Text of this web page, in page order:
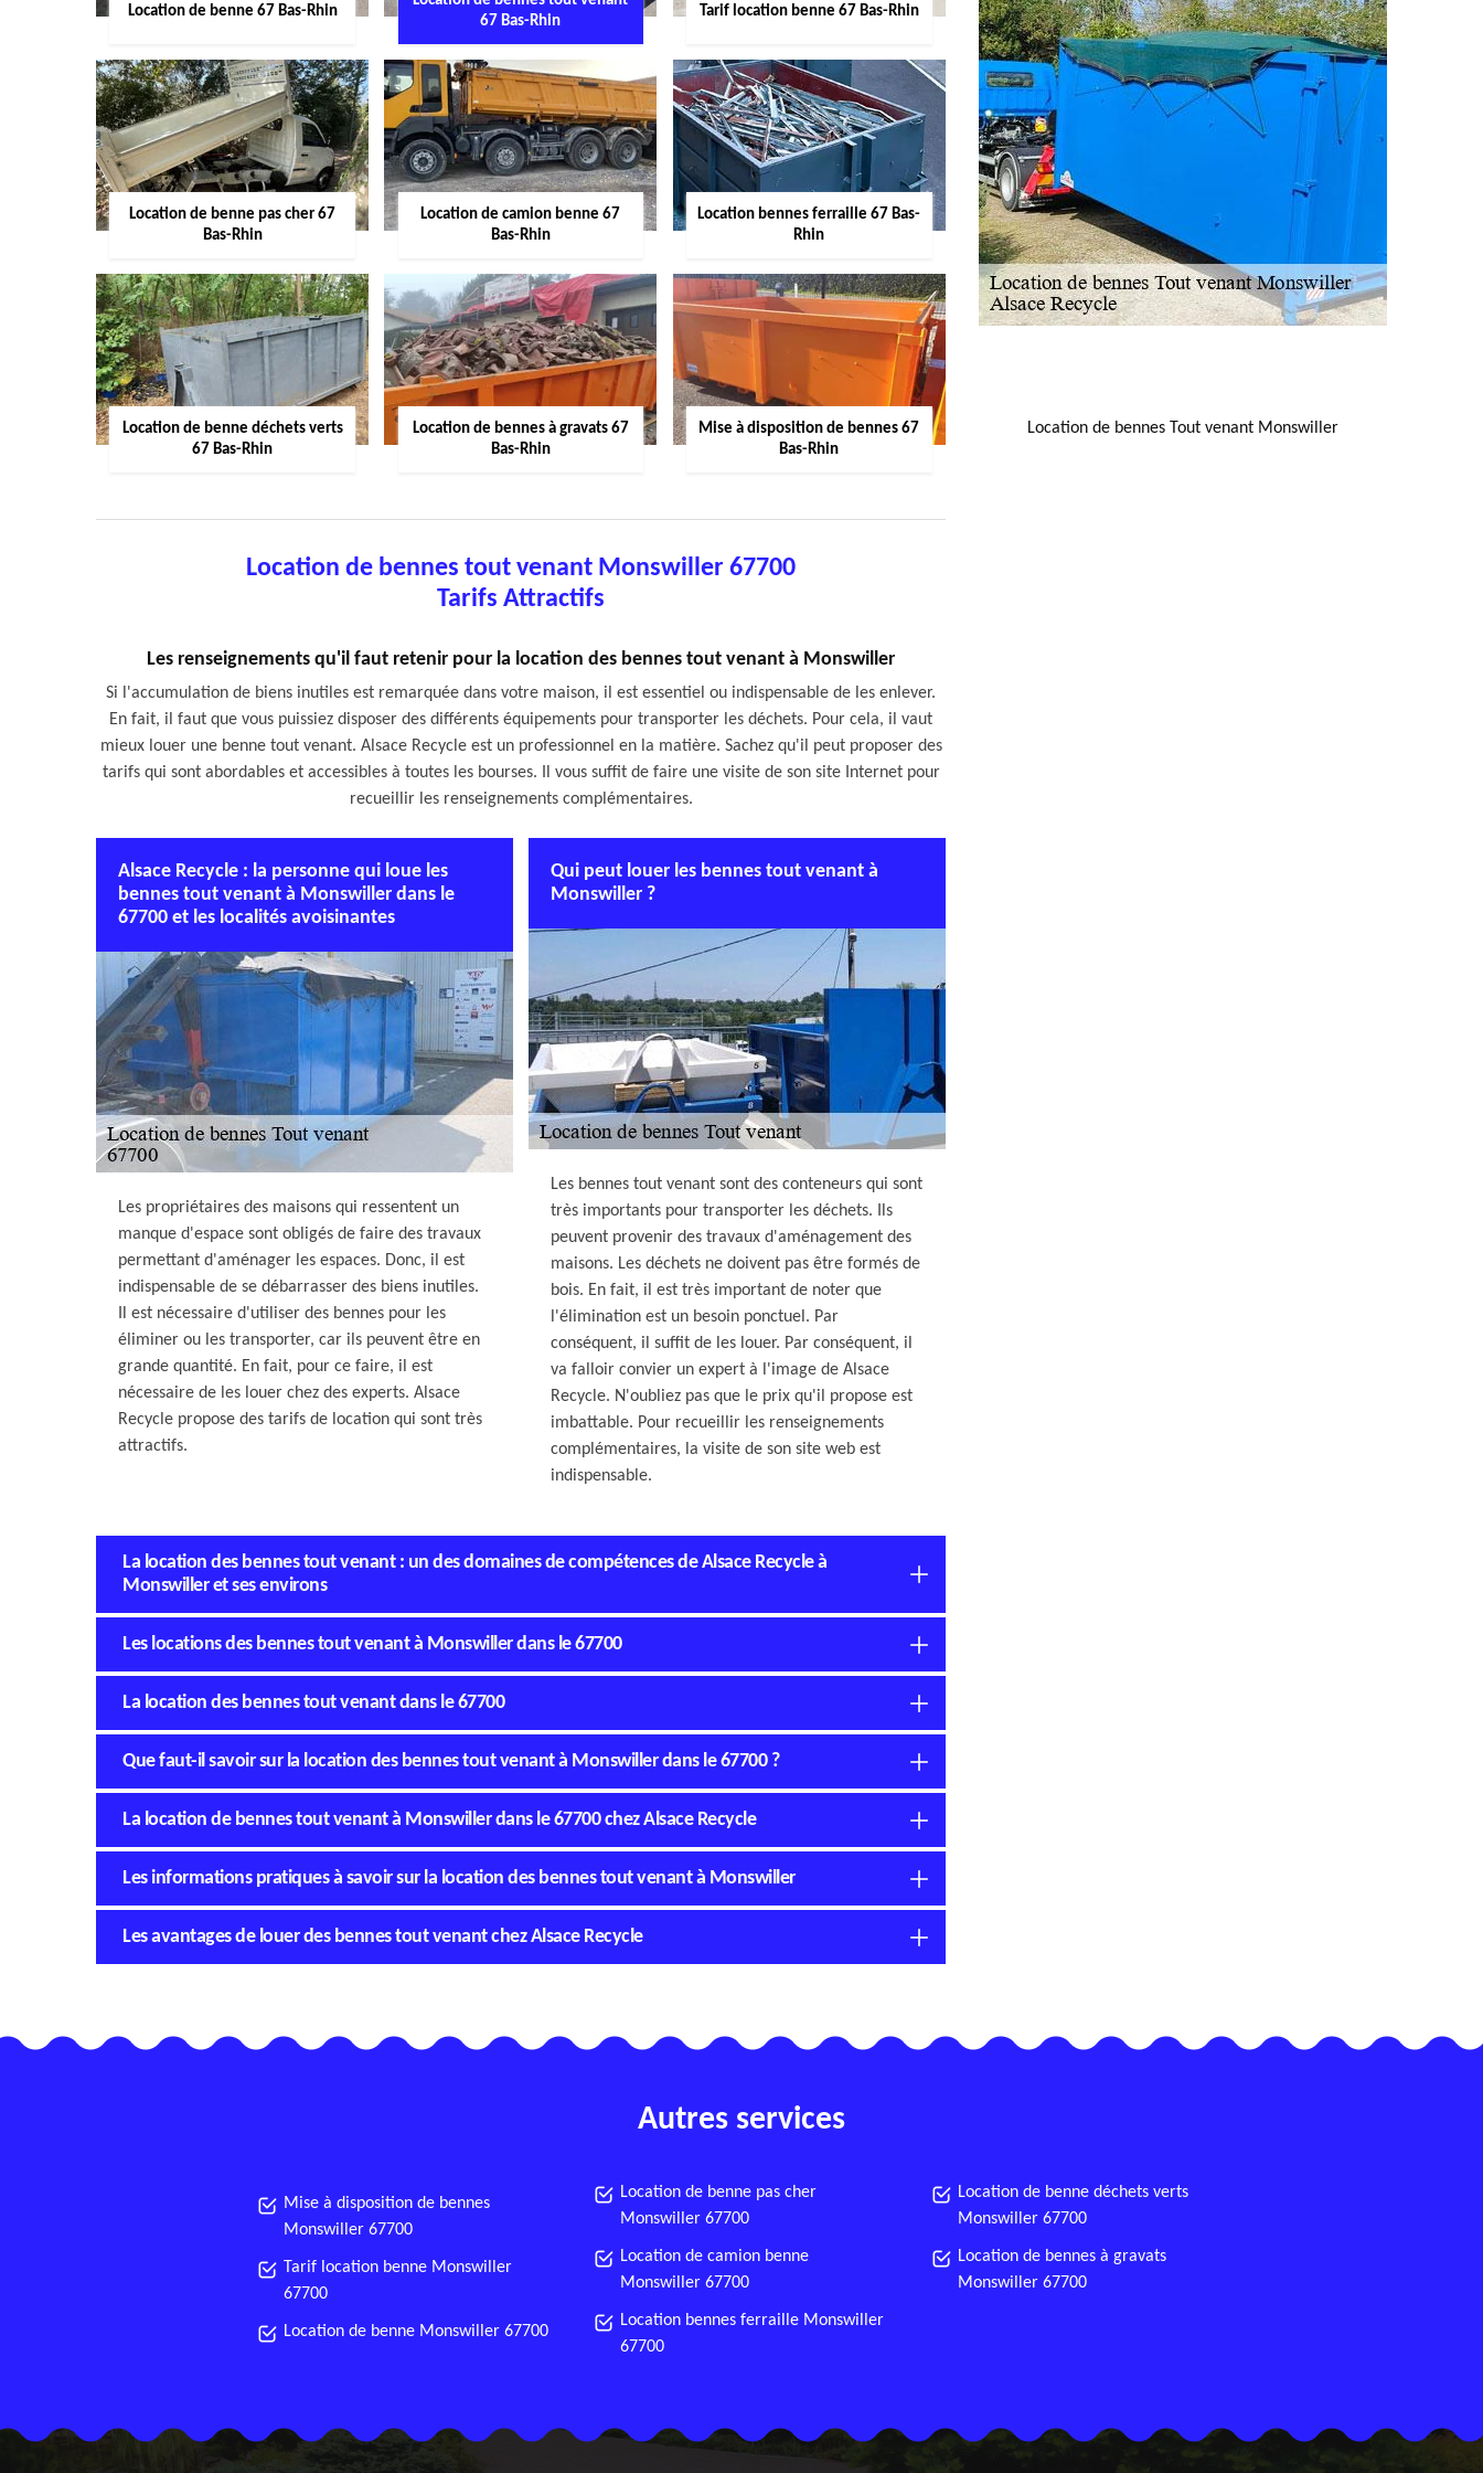
Location de benne 67 Bas-Rhin
67 Bas-Rhin
Tarif location benne 67 Bas-Rhin
Location de benne pas cher 67
Bas-Rhin
Location de camion benne 67
Bas-Rhin
Location bennes ferraille 67 Bas-
Rhin
Location de benne déchets verts
67 Bas-Rhin
Location de bennes à gravats 67
Bas-Rhin
Mise à disposition de bennes 67
Bas-Rhin
Location de bennes tout venant Monswiller 67700
Tarifs Attractifs
Les renseignements qu'il faut retenir pour la location des bennes tout venant à Monswiller
Si l'accumulation de biens inutiles est remarquée dans votre maison, il est essentiel ou indispensable de les enlever.
En fait, il faut que vous puissiez disposer des différents équipements pour transporter les déchets. Pour cela, il vaut
mieux louer une benne tout venant. Alsace Recycle est un professionnel en la matière. Sachez qu'il peut proposer des
tarifs qui sont abordables et accessibles à toutes les bourses. Il vous suffit de faire une visite de son site Internet pour
recueillir les renseignements complémentaires.
Alsace Recycle : la personne qui loue les
bennes tout venant à Monswiller dans le
67700 et les localités avoisinantes
Les propriétaires des maisons qui ressentent un
manque d'espace sont obligés de faire des travaux
permettant d'aménager les espaces. Donc, il est
indispensable de se débarrasser des biens inutiles.
Il est nécessaire d'utiliser des bennes pour les
éliminer ou les transporter, car ils peuvent être en
grande quantité. En fait, pour ce faire, il est
nécessaire de les louer chez des experts. Alsace
Recycle propose des tarifs de location qui sont très
attractifs.
Qui peut louer les bennes tout venant à
Monswiller ?
Les bennes tout venant sont des conteneurs qui sont
très importants pour transporter les déchets. Ils
peuvent provenir des travaux d'aménagement des
maisons. Les déchets ne doivent pas être formés de
bois. En fait, il est très important de noter que
l'élimination est un besoin ponctuel. Par
conséquent, il suffit de les louer. Par conséquent, il
va falloir convier un expert à l'image de Alsace
Recycle. N'oubliez pas que le prix qu'il propose est
imbattable. Pour recueillir les renseignements
complémentaires, la visite de son site web est
indispensable.
La location des bennes tout venant : un des domaines de compétences de Alsace Recycle à
Monswiller et ses environs
Les locations des bennes tout venant à Monswiller dans le 67700
La location des bennes tout venant dans le 67700
Que faut-il savoir sur la location des bennes tout venant à Monswiller dans le 67700 ?
La location de bennes tout venant à Monswiller dans le 67700 chez Alsace Recycle
Les informations pratiques à savoir sur la location des bennes tout venant à Monswiller
Les avantages de louer des bennes tout venant chez Alsace Recycle
Location de bennes Tout venant Monswiller
Autres services
Mise à disposition de bennes
Monswiller 67700
Tarif location benne Monswiller
67700
Location de benne Monswiller 67700
Location de benne pas cher
Monswiller 67700
Location de camion benne
Monswiller 67700
Location bennes ferraille Monswiller
67700
Location de benne déchets verts
Monswiller 67700
Location de bennes à gravats
Monswiller 67700